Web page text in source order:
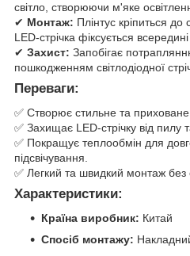
світло, створюючи м'яке
✔ Монтаж: Плінтус кріпиться
LED-стрічка фіксується
✔ Захист: Запобігає
пошкодженням світлодіодної
Переваги:
✅ Створює стильне та приховане
✅ Захищає LED-стрічку від пилу
✅ Покращує теплообмін для
підсвічування.
✅ Легкий та швидкий монтаж без
Характеристики:
Країна виробник: Китай
Спосіб монтажу: